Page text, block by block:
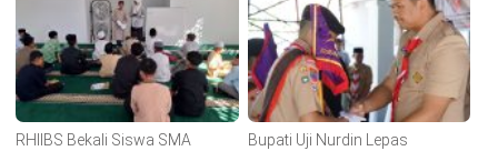
RHIIBS Bekali Siswa SMA
Bupati Uji Nurdin Lepas